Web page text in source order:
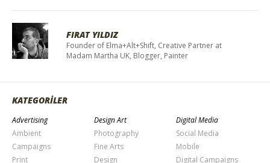
FIRAT YILDIZ
Founder of Elma+Alt+Shift, Creative Partner at
Madam Martha UK, Blogger, Painter
KATEGORİLER
Advertising
Ambient
Campaigns
Print
Design Art
Photography
Fine Arts
Design
Digital Media
Social Media
Mobile
Digital Campaigns